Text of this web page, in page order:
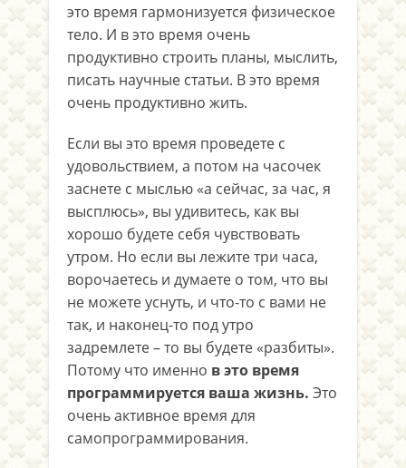
это время гармонизуется физическое
тело. И в это время очень
продуктивно строить планы, мыслить,
писать научные статьи. В это время
очень продуктивно жить.
Если вы это время проведете с
удовольствием, а потом на часочек
заснете с мыслью «а сейчас, за час, я
высплюсь», вы удивитесь, как вы
хорошо будете себя чувствовать
утром. Но если вы лежите три часа,
ворочаетесь и думаете о том, что вы
не можете уснуть, и что-то с вами не
так, и наконец-то под утро
задремлете – то вы будете «разбиты».
Потому что именно в это время
программируется ваша жизнь. Это
очень активное время для
самопрограммирования.